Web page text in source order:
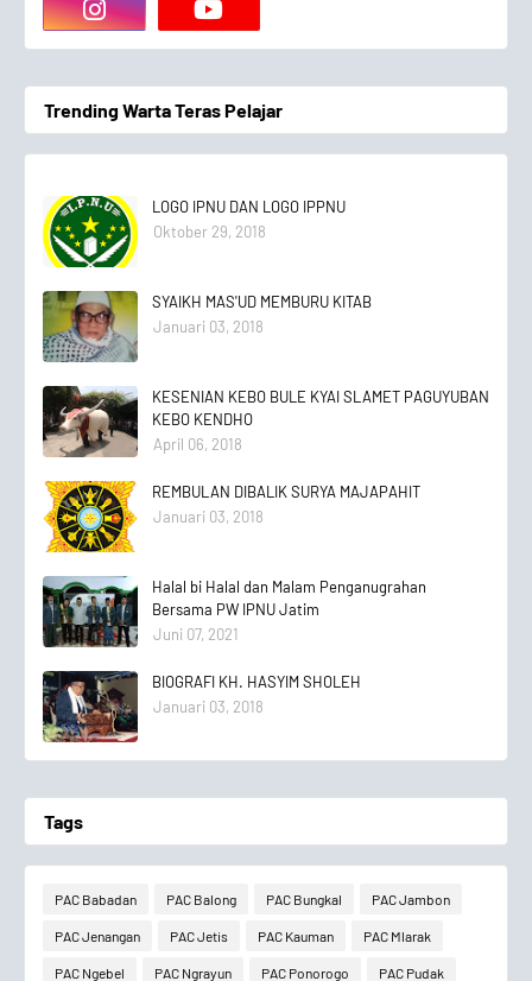
Trending Warta Teras Pelajar
LOGO IPNU DAN LOGO IPPNU
Oktober 29, 2018
SYAIKH MAS'UD MEMBURU KITAB
Januari 03, 2018
KESENIAN KEBO BULE KYAI SLAMET PAGUYUBAN
KEBO KENDHO
April 06, 2018
REMBULAN DIBALIK SURYA MAJAPAHIT
Januari 03, 2018
Halal bi Halal dan Malam Penganugrahan
Bersama PW IPNU Jatim
Juni 07, 2021
BIOGRAFI KH. HASYIM SHOLEH
Januari 03, 2018
Tags
PAC Babadan PAC Balong PAC Bungkal PAC Jambon
PAC Jenangan PAC Jetis PAC Kauman PAC Mlarak
PAC Ngebel PAC Ngrayun PAC Ponorogo PAC Pudak